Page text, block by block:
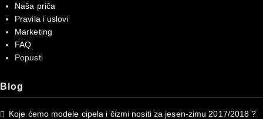
Naša priča
Pravila i uslovi
Marketing
FAQ
Popusti
Blog
Koje ćemo modele cipela i čizmi nositi za jesen-zimu 2017/2018 ?